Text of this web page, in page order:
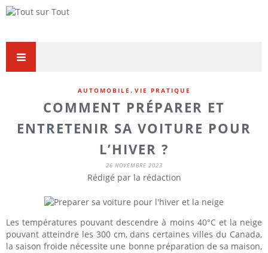
AUTOMOBILE , VIE PRATIQUE
COMMENT PRÉPARER ET
ENTRETENIR SA VOITURE POUR
L’HIVER ?
26 NOVEMBRE 2023
Rédigé par la rédaction
Les températures pouvant descendre à moins 40°C et la neige
pouvant atteindre les 300 cm, dans certaines villes du Canada,
la saison froide nécessite une bonne préparation de sa maison,